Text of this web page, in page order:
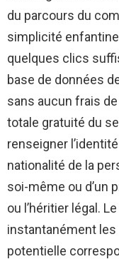
du parcours du
simplicité
quelques clics
base de données
sans aucun frais
totale gratuité du
renseigner
nationalité de la
soi-même ou d’un
ou l’héritier légal.
instantanément
potentielle